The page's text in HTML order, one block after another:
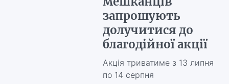
запрошують
долучитися до
благодійної акції
Акція триватиме з 13 липня
по 14 серпня